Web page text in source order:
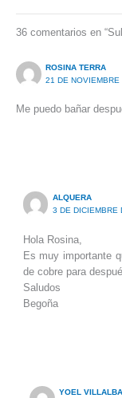
36 comentarios en
ROSINA TERRA
21 DE
Me puedo bañar
ALQUERA
3 DE DICIEMBRE
Hola Rosina,
Es muy importante
de cobre para
Saludos
Begoña
YOEL VILLALBA